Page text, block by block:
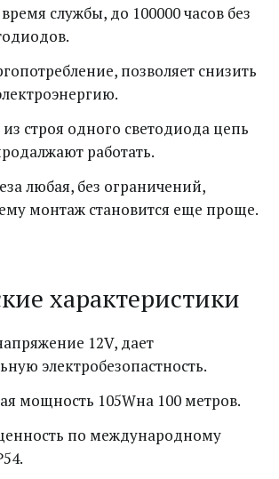
службы, до 100000 часов без
позволяет снизить
строя одного светодиода цепь
работать.
любая, без ограничений,
монтаж становится еще проще.
характеристики
12V, дает
электробезопастность.
мощность 105Wна 100 метров.
по международному